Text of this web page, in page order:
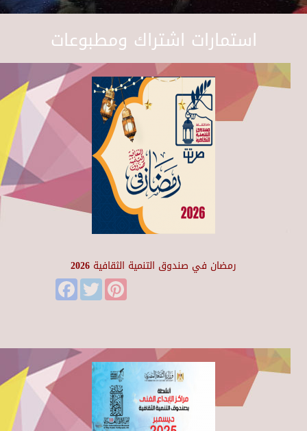
استمارات اشتراك ومطبوعات
رمضان في صندوق التنمية الثقافية 2026
FacebookTwitter